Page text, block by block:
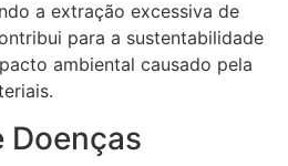
a extração excessiva de
para a sustentabilidade
ambiental causado pela
Doenças